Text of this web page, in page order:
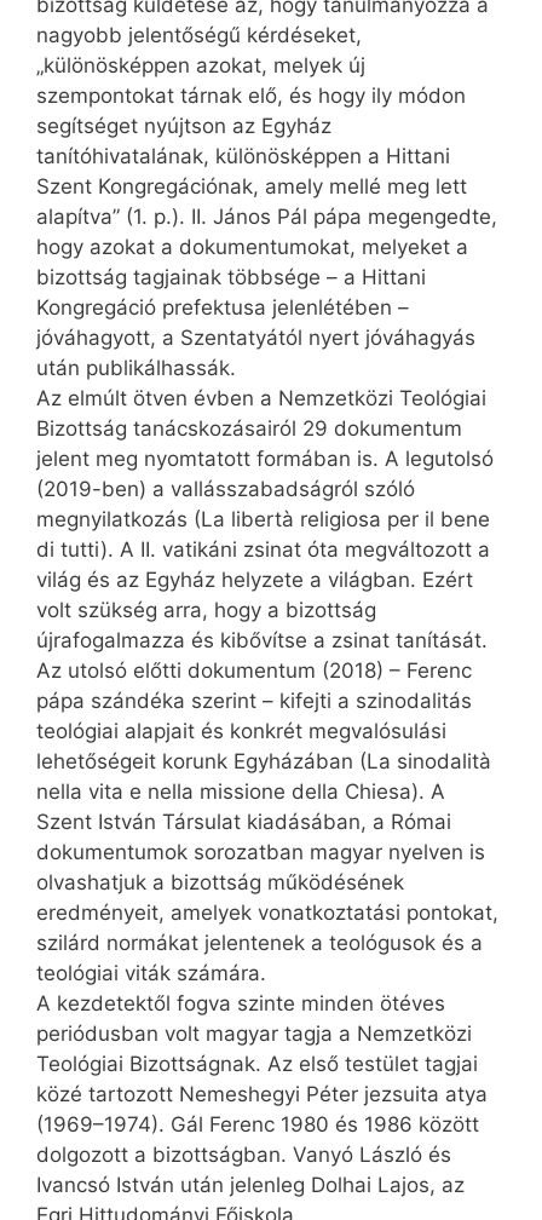
bizottság küldetése az, hogy tanulmányozza a
nagyobb jelentőségű kérdéseket,
„különösképpen azokat, melyek új
szempontokat tárnak elő, és hogy ily módon
segítséget nyújtson az Egyház
tanítóhivatalának, különösképpen a Hittani
Szent Kongregációnak, amely mellé meg lett
alapítva” (1. p.). II. János Pál pápa megengedte,
hogy azokat a dokumentumokat, melyeket a
bizottság tagjainak többsége – a Hittani
Kongregáció prefektusa jelenlétében –
jóváhagyott, a Szentatyától nyert jóváhagyás
után publikálhassák.
Az elmúlt ötven évben a Nemzetközi Teológiai
Bizottság tanácskozásairól 29 dokumentum
jelent meg nyomtatott formában is. A legutolsó
(2019-ben) a vallásszabadságról szóló
megnyilatkozás (La libertà religiosa per il bene
di tutti). A II. vatikáni zsinat óta megváltozott a
világ és az Egyház helyzete a világban. Ezért
volt szükség arra, hogy a bizottság
újrafogalmazza és kibővítse a zsinat tanítását.
Az utolsó előtti dokumentum (2018) – Ferenc
pápa szándéka szerint – kifejti a szinodalitás
teológiai alapjait és konkrét megvalósulási
lehetőségeit korunk Egyházában (La sinodalità
nella vita e nella missione della Chiesa). A
Szent István Társulat kiadásában, a Római
dokumentumok sorozatban magyar nyelven is
olvashatjuk a bizottság működésének
eredményeit, amelyek vonatkoztatási pontokat,
szilárd normákat jelentenek a teológusok és a
teológiai viták számára.
A kezdetektől fogva szinte minden ötéves
periódusban volt magyar tagja a Nemzetközi
Teológiai Bizottságnak. Az első testület tagjai
közé tartozott Nemeshegyi Péter jezsuita atya
(1969–1974). Gál Ferenc 1980 és 1986 között
dolgozott a bizottságban. Vanyó László és
Ivancsó István után jelenleg Dolhai Lajos, az